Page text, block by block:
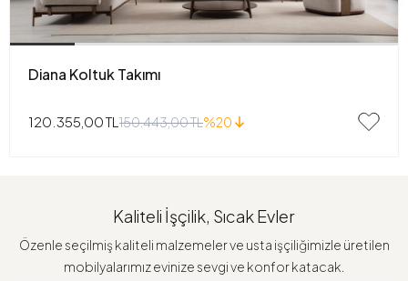
Diana Koltuk Takımı
120.355,00 TL 150.443,00 TL%20
Kaliteli İşçilik, Sıcak Evler
Özenle seçilmiş kaliteli malzemeler ve usta işçiliğimizle üretilen
mobilyalarımız evinize sevgi ve konfor katacak.